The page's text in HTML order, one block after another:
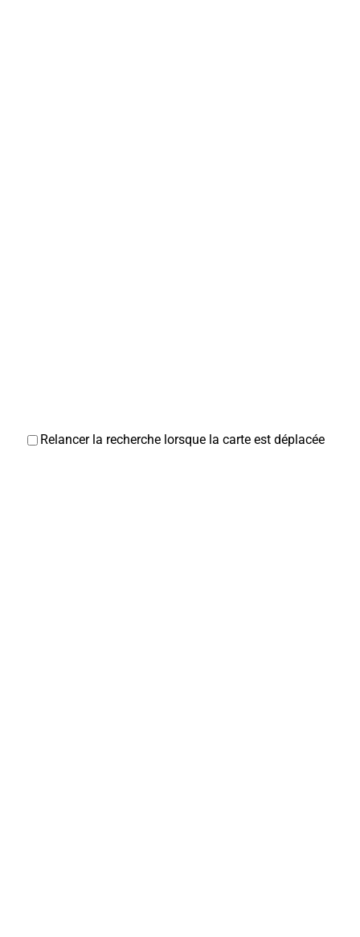
Relancer la recherche lorsque la carte est déplacée